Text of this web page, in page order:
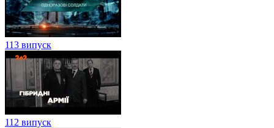
113 випуск
112 випуск